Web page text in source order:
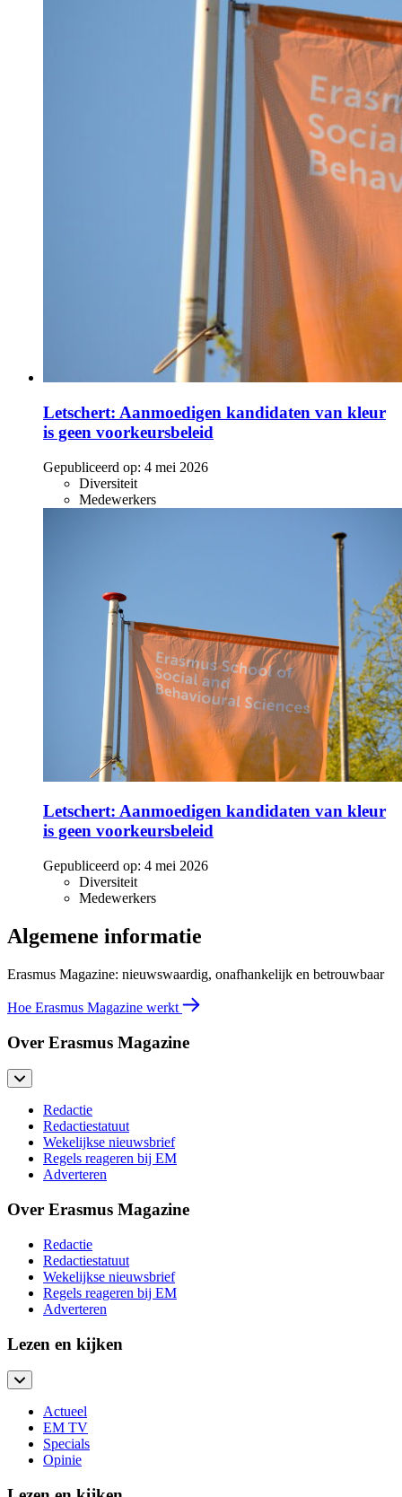
Letschert: Aanmoedigen kandidaten van kleur
is geen voorkeursbeleid
Gepubliceerd op: 4 mei 2026
Diversiteit
Medewerkers
Letschert: Aanmoedigen kandidaten van kleur
is geen voorkeursbeleid
Gepubliceerd op: 4 mei 2026
Diversiteit
Medewerkers
Algemene informatie
Erasmus Magazine: nieuwswaardig, onafhankelijk en betrouwbaar
Hoe Erasmus Magazine werkt
Over Erasmus Magazine
Redactie
Redactiestatuut
Wekelijkse nieuwsbrief
Regels reageren bij EM
Adverteren
Over Erasmus Magazine
Redactie
Redactiestatuut
Wekelijkse nieuwsbrief
Regels reageren bij EM
Adverteren
Lezen en kijken
Actueel
EM TV
Specials
Opinie